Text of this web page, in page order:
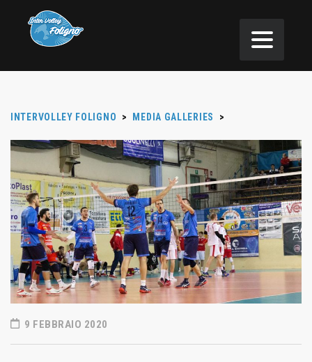
INTERVOLLEY FOLIGNO > MEDIA GALLERIES >
9 FEBBRAIO 2020